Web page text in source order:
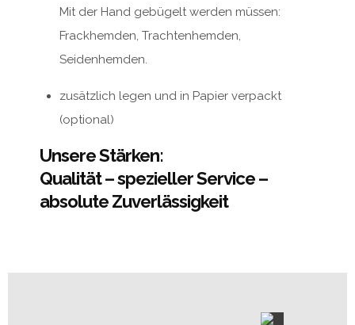
Mit der Hand gebügelt werden müssen:
Frackhemden, Trachtenhemden,
Seidenhemden.
zusätzlich legen und in Papier verpackt
(optional)
Unsere Stärken:
Qualität – spezieller Service –
absolute Zuverlässigkeit